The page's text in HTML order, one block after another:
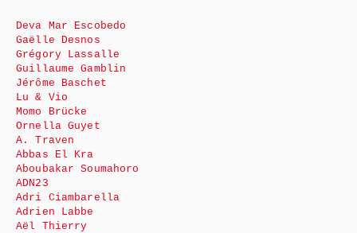
Deva Mar Escobedo
Gaëlle Desnos
Grégory Lassalle
Guillaume Gamblin
Jérôme Baschet
Lu & Vio
Momo Brücke
Ornella Guyet
A. Traven
Abbas El Kra
Aboubakar Soumahoro
ADN23
Adri Ciambarella
Adrien Labbe
Aël Thierry